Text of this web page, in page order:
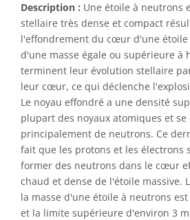
Description : Une étoile à neutrons
stellaire très dense et compact
l'effondrement du cœur d'une étoile
d'une masse égale ou supérieure à
terminent leur évolution stellaire
leur cœur, ce qui déclenche
Le noyau effondré a une densité
plupart des noyaux atomiques et se
principalement de neutrons. Ce
fait que les protons et les électrons
former des neutrons dans le cœur
chaud et dense de l'étoile massive.
la masse d'une étoile à neutrons
et la limite supérieure d'environ 3